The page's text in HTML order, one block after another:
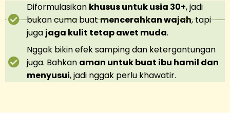
Diformulasikan khusus untuk usia 30+, jadi
bukan cuma buatmencerahkan wajah, tapi
juga jaga kulit tetap awet muda.
Nggak bikin efek samping dan ketergantungan
juga. Bahkan aman untuk buat ibu hamil dan
menyusui, jadi nggak perlu khawatir.